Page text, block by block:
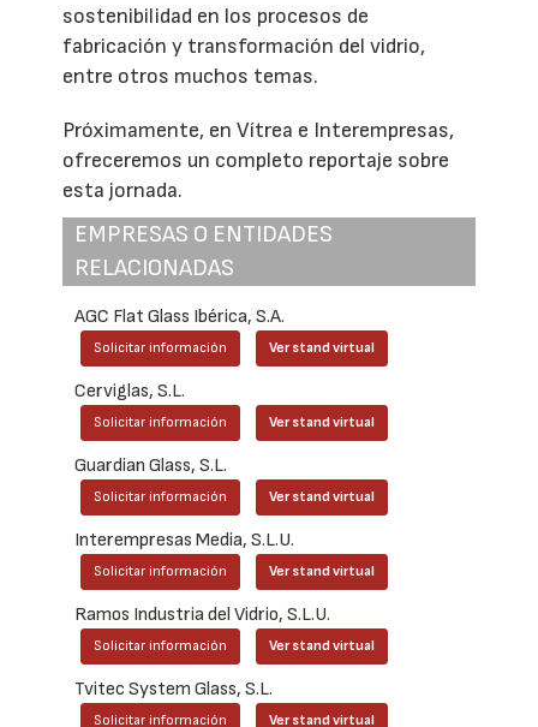
sostenibilidad en los procesos de
fabricación y transformación del vidrio,
entre otros muchos temas.
Próximamente, en Vítrea e Interempresas,
ofreceremos un completo reportaje sobre
esta jornada.
EMPRESAS O ENTIDADES
RELACIONADAS
AGC Flat Glass Ibérica, S.A.
Solicitar información Ver stand virtual
Cerviglas, S.L.
Solicitar información Ver stand virtual
Guardian Glass, S.L.
Solicitar información Ver stand virtual
Interempresas Media, S.L.U.
Solicitar información Ver stand virtual
Ramos Industria del Vidrio, S.L.U.
Solicitar información Ver stand virtual
Tvitec System Glass, S.L.
Solicitar información Ver stand virtual